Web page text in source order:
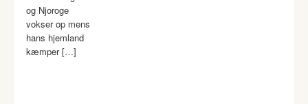
og Njoroge
vokser op mens
hans hjemland
kæmper […]